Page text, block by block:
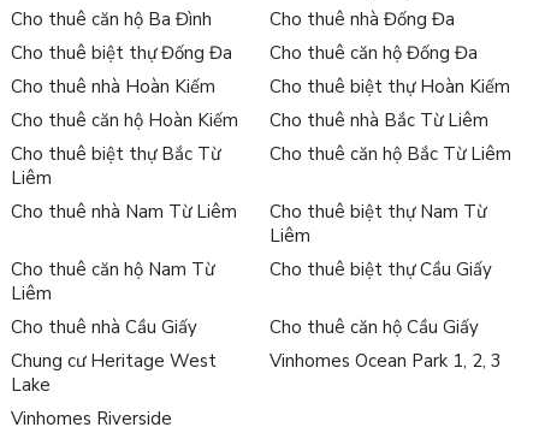
Cho thuê căn hộ Ba Đình
Cho thuê nhà Đống Đa
Cho thuê biệt thự Đống Đa
Cho thuê căn hộ Đống Đa
Cho thuê nhà Hoàn Kiếm
Cho thuê biệt thự Hoàn Kiếm
Cho thuê căn hộ Hoàn Kiếm
Cho thuê nhà Bắc Từ Liêm
Cho thuê biệt thự Bắc Từ
Liêm
Cho thuê căn hộ Bắc Từ Liêm
Cho thuê nhà Nam Từ Liêm
Cho thuê biệt thự Nam Từ
Liêm
Cho thuê căn hộ Nam Từ
Liêm
Cho thuê biệt thự Cầu Giấy
Cho thuê nhà Cầu Giấy
Cho thuê căn hộ Cầu Giấy
Chung cư Heritage West
Lake
Vinhomes Ocean Park 1, 2, 3
Vinhomes Riverside